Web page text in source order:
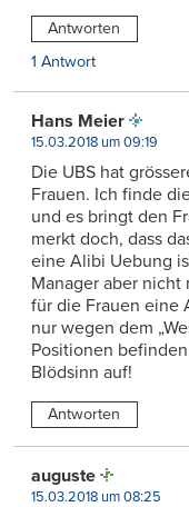
Antworten
1 Antwort
Hans Meier
15.03.2018 um 09:19
Die UBS hat
Frauen. Ich finde
und es bringt den
merkt doch, dass
eine Alibi Uebung
Manager aber nicht
für die Frauen eine
nur wegen dem
Positionen
Blödsinn auf!
Antworten
auguste
15.03.2018 um 08:25